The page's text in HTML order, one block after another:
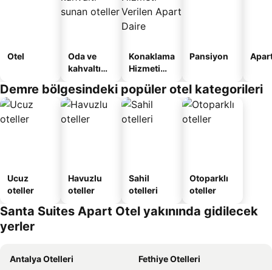
Otel
Oda ve
kahvaltı
oteller
Konaklama
Hizmeti
Apart
Daire
Pansiyon
Demre bölgesindeki popüler otel kategorileri
Ucuz
oteller
Havuzlu
oteller
Sahil
otelleri
Otoparklı
oteller
Santa Suites Apart Otel yakınında gidilecek
yerler
Antalya Otelleri
Fethiye Otelleri